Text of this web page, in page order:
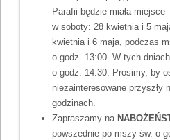
Parafii będzie miała miejsce
w soboty: 28 kwietnia i 5
kwietnia i 6 maja, podczas
o godz. 13:00. W tych dniach
o godz. 14:30. Prosimy, by
niezainteresowane przyszły
godzinach.
Zapraszamy na
powszednie po mszy św. o